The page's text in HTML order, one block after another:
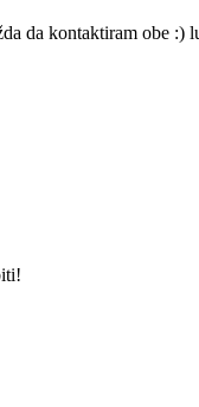
da kontaktiram obe :)